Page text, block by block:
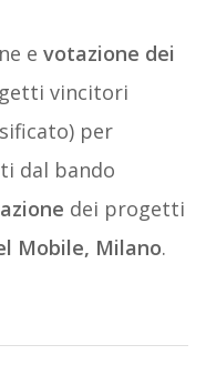
e votazione dei
vincitori
per
dal bando
dei progetti
Mobile, Milano.